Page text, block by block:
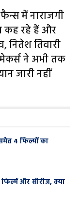
में नाराजगी
रहे हैं और
नितेश तिवारी
ने अभी तक
जारी नहीं
4 फिल्मों का
और सीरीज, क्या